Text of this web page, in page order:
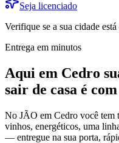
Seja licenciado
Verifique se a sua cidade
Entrega em minutos
Aqui em Cedro
sair de casa é
No JÃO em Cedro você tem
vinhos, energéticos, uma
— entregue na sua porta,